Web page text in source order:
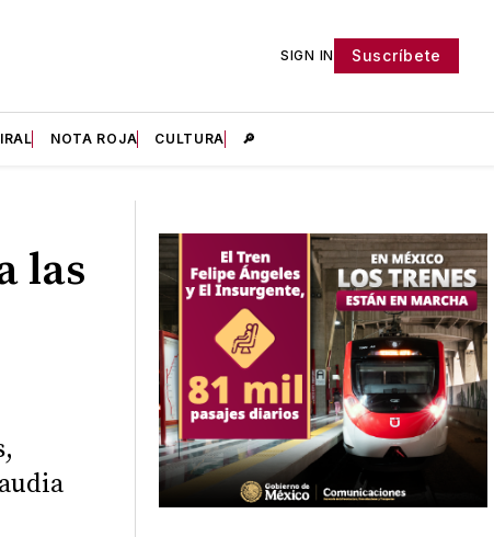
SIGN IN Suscríbete
NOTA ROJA CULTURA 🔎
las